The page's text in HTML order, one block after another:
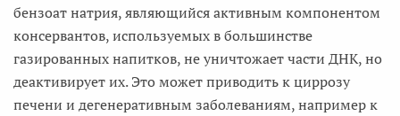
бензоат натрия, являющийся активным компонентом
консервантов, используемых в большинстве
газированных напитков, не уничтожает части ДНК, но
деактивирует их. Это может приводить к циррозу
печени и дегенеративным заболеваниям, например к